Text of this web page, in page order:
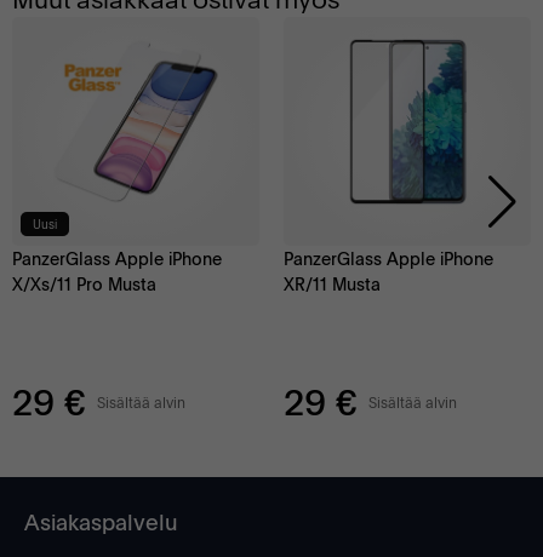
Uusi
PanzerGlass Apple iPhone
X/Xs/11 Pro Musta
29 € Sisältää alvin
PanzerGlass Apple iPhone
XR/11 Musta
29 € Sisältää alvin
Asiakaspalvelu